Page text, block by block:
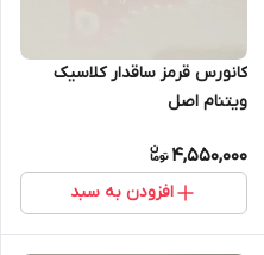
کانورس قرمز ساقدار کلاسیک
ویتنام اصل
4,550,000
افزودن به سبد